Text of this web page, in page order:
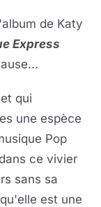
de Katy
Express
qui
une espèce
Pop
ce vivier
sans sa
est une